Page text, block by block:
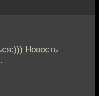
Новость